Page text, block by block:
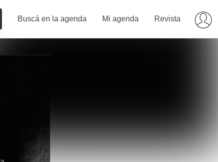
Buscá en la agenda Mi agenda Revista